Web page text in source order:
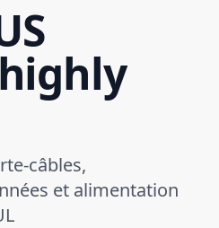
câbles,
et alimentation